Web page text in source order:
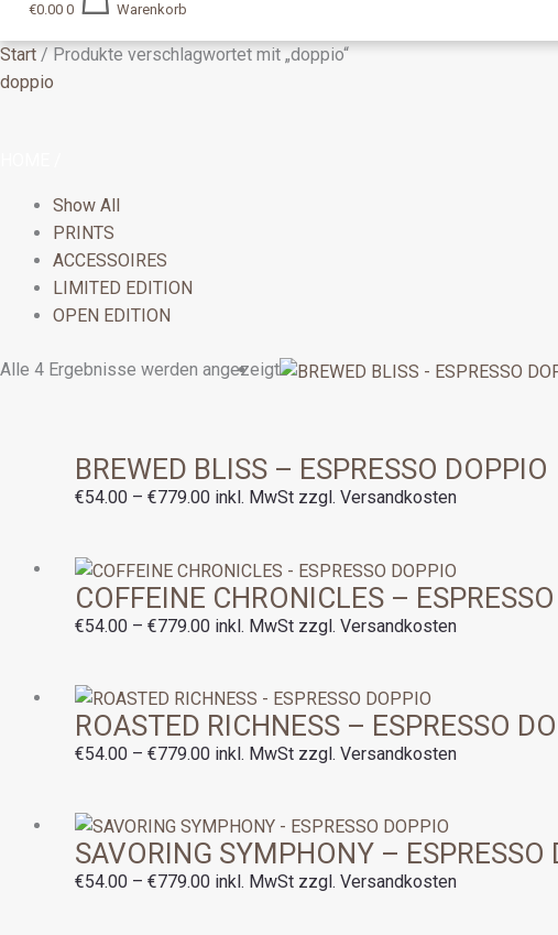
€0.00 0 Warenkorb
Start / Produkte verschlagwortet mit „doppio“
doppio
Show All
PRINTS
ACCESSOIRES
LIMITED EDITION
OPEN EDITION
Alle 4 Ergebnisse werden angezeigt
BREWED BLISS – ESPRESSO DOPPIO
€54.00 – €779.00
Preisspanne:
inkl. MwSt zzgl. Versandkosten
COFFEINE CHRONICLES –
€54.00 – €779.00
Preisspanne:
€54.00
bis
inkl. MwSt zzgl. Versandkosten
ROASTED RICHNESS – ESPRESSO
€54.00 – €779.00
Preisspanne:
€54.00
bis
inkl. MwSt zzgl. Versandkosten
SAVORING SYMPHONY – ESPRESSO
€54.00 – €779.00
Preisspanne:
€54.00
bis
inkl. MwSt zzgl. Versandkosten